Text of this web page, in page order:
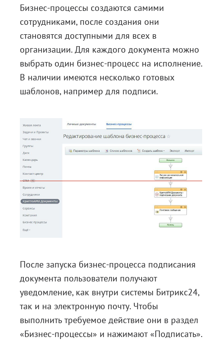
Бизнес-процессы создаются самими
сотрудниками, после создания они
становятся доступными для всех в
организации. Для каждого документа можно
выбрать один бизнес-процесс на исполнение.
В наличии имеются несколько готовых
шаблонов, например для подписи.
После запуска бизнес-процесса подписания
документа пользователи получают
уведомление, как внутри системы Битрикс24,
так и на электронную почту. Чтобы
выполнить требуемое действие они в раздел
«Бизнес-процессы» и нажимают «Подписать».